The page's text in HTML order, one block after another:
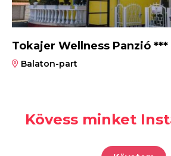
Tokajer Wellness Panzió ***
Balaton-part
Kövess minket